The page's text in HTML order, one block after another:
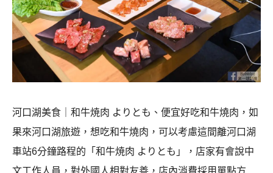
河口湖美食｜和牛焼肉 よりとも、便宜好吃和牛燒肉，如
果來河口湖旅遊，想吃和牛燒肉，可以考慮這間離河口湖
車站6分鐘路程的「和牛焼肉 よりとも」，店家有會說中
文工作人員，對外國人相對友善，店內消費採用單點方